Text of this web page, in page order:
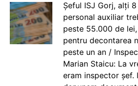
Șeful ISJ Gorj, alți
personal auxiliar
peste 55.000 de
pentru decontarea
peste un an /
Marian Staicu: La
eram inspector șef.